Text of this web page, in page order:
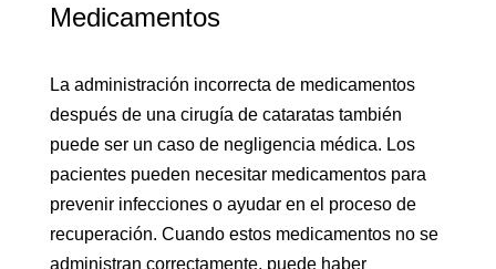
Medicamentos
La administración incorrecta de medicamentos
después de una cirugía de cataratas también
puede ser un caso de negligencia médica. Los
pacientes pueden necesitar medicamentos para
prevenir infecciones o ayudar en el proceso de
recuperación. Cuando estos medicamentos no se
administran correctamente, puede haber